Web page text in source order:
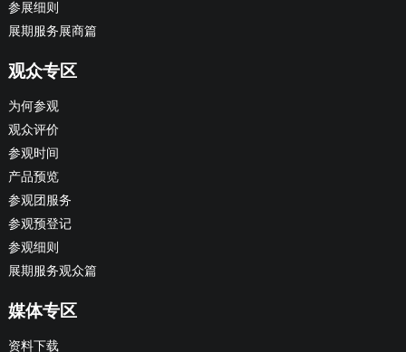
参展细则
展期服务展商篇
观众专区
为何参观
观众评价
参观时间
产品预览
参观团服务
参观预登记
参观细则
展期服务观众篇
媒体专区
资料下载